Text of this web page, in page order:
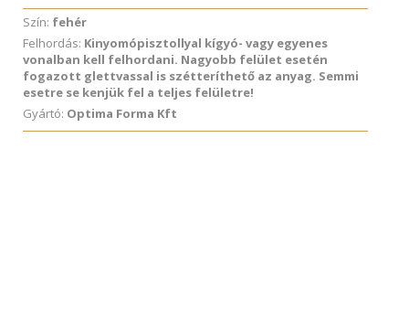
Szín: fehér
Felhordás: Kinyomópisztollyal kígyó- vagy egyenes
vonalban kell felhordani. Nagyobb felület esetén
fogazott glettvassal is szétteríthető az anyag. Semmi
esetre se kenjük fel a teljes felületre!
Gyártó: Optima Forma Kft